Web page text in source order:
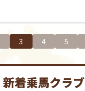
3 4 5
新着乗馬クラブ